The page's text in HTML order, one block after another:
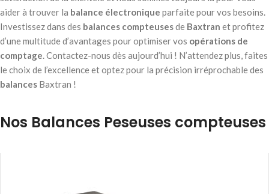
aider à trouver la balance électronique parfaite pour vos besoins.
Investissez dans des balances compteusesde Baxtran et profitez
d’une multitude d’avantages pour optimiser vos opérations de
comptage. Contactez-nous dès aujourd’hui ! N’attendez plus, faites
le choix de l’excellence et optez pour la précision irréprochable des
balances Baxtran !
Nos Balances Peseuses compteuses